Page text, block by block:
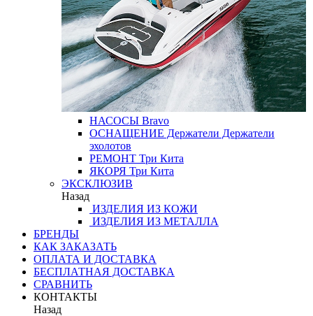
НАСОСЫ Bravo
ОСНАЩЕНИЕ Держатели Держатели
эхолотов
РЕМОНТ Три Кита
ЯКОРЯ Три Кита
ЭКСКЛЮЗИВ
Назад
ИЗДЕЛИЯ ИЗ КОЖИ
ИЗДЕЛИЯ ИЗ МЕТАЛЛА
БРЕНДЫ
КАК ЗАКАЗАТЬ
ОПЛАТА И ДОСТАВКА
БЕСПЛАТНАЯ ДОСТАВКА
СРАВНИТЬ
КОНТАКТЫ
Назад